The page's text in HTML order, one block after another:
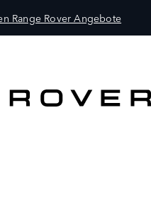
Range Rover Angebote